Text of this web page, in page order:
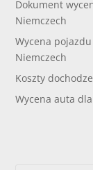
Dokument
Niemczech
Wycena
Niemczech
Koszty
Wycena auta